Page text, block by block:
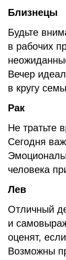
Близнецы
Будьте
в рабочих
Вечер
в кругу
Рак
Не тратьте
Сегодня
человека
Лев
Отличный
и
оценят,
Возможны